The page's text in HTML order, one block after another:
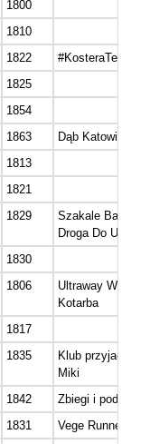
1800
1810
1822
#KosteraTeam
1825
1854
1863
Dąb Katowice
1813
1821
1829
Szakale Bałut
Droga Do Ultra
1830
1806
Ultraway Wojtek
Kotarba
1817
1835
Klub przyjaciół
Miki
1842
Zbiegi i podbiegi
1831
Vege Runners